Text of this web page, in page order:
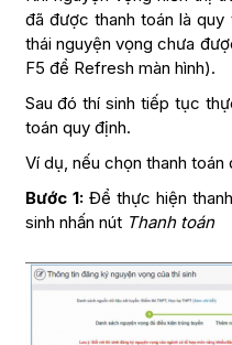
đã được thanh toán là quy
thái nguyện vọng chưa
F5 để Refresh màn hình).
Sau đó thí sinh tiếp tục
toán quy định.
Ví dụ, nếu chọn thanh toán
Bước 1:Để thực hiện
sinh nhấn nút Thanh toán